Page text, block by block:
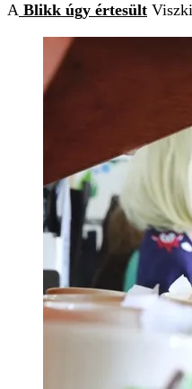
A Blikk úgy értesült